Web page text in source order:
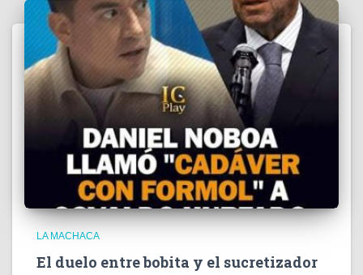
LA MACHACA
El duelo entre bobita y el sucretizador